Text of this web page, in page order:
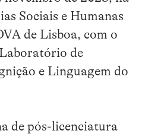
Sociais e Humanas
de Lisboa, com o
de
e Linguagem do
de pós-licenciatura